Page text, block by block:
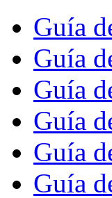
Guía
Guía
Guía
Guía
Guía
Guía